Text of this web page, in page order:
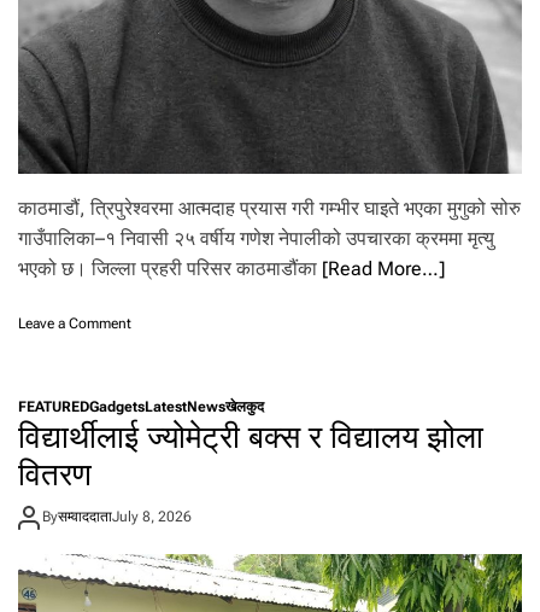
काठमाडौं, त्रिपुरेश्वरमा आत्मदाह प्रयास गरी गम्भीर घाइते भएका मुगुको सोरु
गाउँपालिका–१ निवासी २५ वर्षीय गणेश नेपालीको उपचारका क्रममा मृत्यु
भएको छ। जिल्ला प्रहरी परिसर काठमाडौंका [Read More…]
Leave a Commento
रे
श्व
त्म
दा
FEATUREDGadgetsLatestNewsखेलकुद
विद्यार्थीलाई ज्योमेट्री बक्स र विद्यालय झोला
वितरण
Byसम्वाददाताJuly 8, 2026